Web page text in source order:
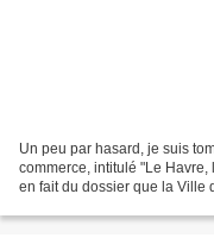
Un peu par hasard, je suis
commerce, intitulé "Le
en fait du dossier que la Ville